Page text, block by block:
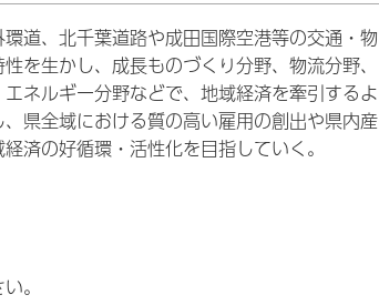
道、北千葉道路や成田国際空港等の交通・物
を生かし、成長ものづくり分野、物流分野、
ネルギー分野などで、地域経済を牽引するよ
県全域における質の高い雇用の創出や県内産
済の好循環・活性化を目指していく。
。